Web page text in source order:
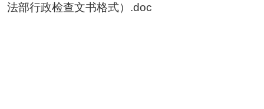
法部行政检查文书格式）.doc